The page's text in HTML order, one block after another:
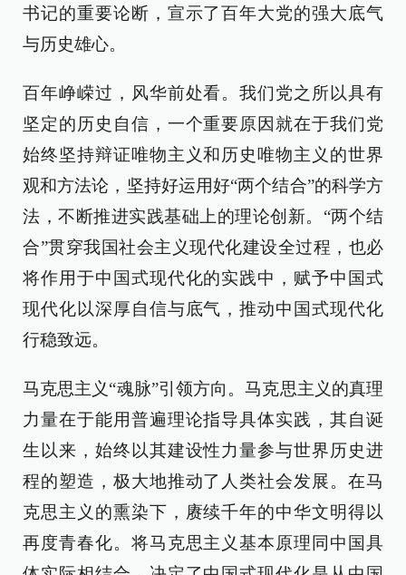
书记的重要论断，宣示了百年大党的强大底气
与历史雄心。
百年峥嵘过，风华前处看。我们党之所以具有
坚定的历史自信，一个重要原因就在于我们党
始终坚持辩证唯物主义和历史唯物主义的世界
观和方法论，坚持好运用好“两个结合”的科学方
法，不断推进实践基础上的理论创新。“两个结
合”贯穿我国社会主义现代化建设全过程，也必
将作用于中国式现代化的实践中，赋予中国式
现代化以深厚自信与底气，推动中国式现代化
行稳致远。
马克思主义“魂脉”引领方向。马克思主义的真理
力量在于能用普遍理论指导具体实践，其自诞
生以来，始终以其建设性力量参与世界历史进
程的塑造，极大地推动了人类社会发展。在马
克思主义的熏染下，赓续千年的中华文明得以
再度青春化。将马克思主义基本原理同中国具